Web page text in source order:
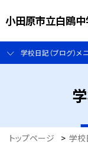
小田原市立白鴎
学校日記（ブログ）メ
トップページ > 学校